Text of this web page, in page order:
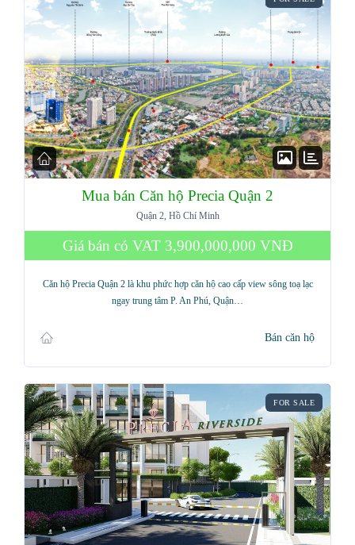
Mua bán Căn hộ Precia Quận 2
Quận 2, Hồ Chí Minh
Giá bán có VAT 3,900,000,000 VNĐ
Căn hộ Precia Quận 2 là khu phức hợp căn hộ cao cấp view sông toạ lạc
ngay trung tâm P. An Phú, Quận…
Bán căn hộ
FOR SALE